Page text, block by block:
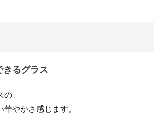
きるグラス
の
やかさ感じます。